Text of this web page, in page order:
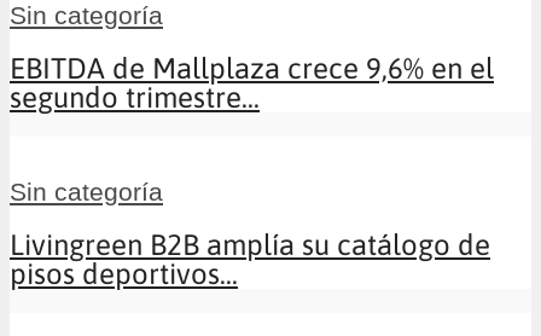
Sin categoría
EBITDA de Mallplaza crece 9,6% en el
segundo trimestre...
Sin categoría
Livingreen B2B amplía su catálogo de
pisos deportivos...